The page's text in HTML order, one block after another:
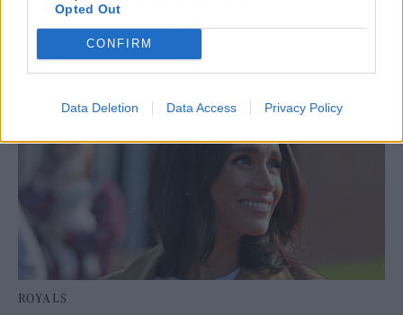
Opted Out
CONFIRM
Data Deletion Data Access Privacy Policy
της σεζόν
GLAM & STARS ⸻
ROYALS